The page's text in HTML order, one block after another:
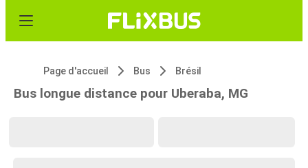
Page d'accueil Bus Brésil
Bus longue distance pour Uberaba, MG